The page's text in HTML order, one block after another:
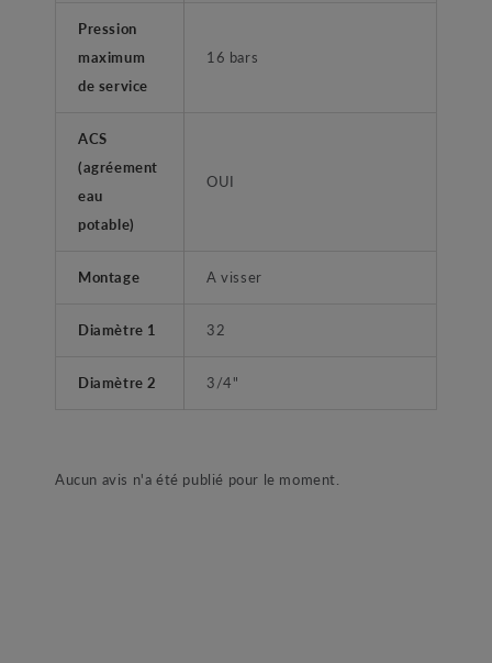
Pression
maximum
de service
16 bars
ACS
(agréement
eau
potable)
OUI
Montage A visser
Diamètre 1 32
Diamètre 2 3/4"
Aucun avis n'a été publié pour le moment.